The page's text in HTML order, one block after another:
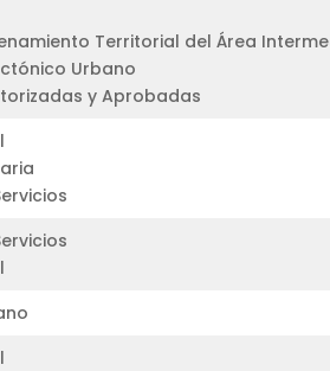
Territorial del Área
Urbano
y Aprobadas